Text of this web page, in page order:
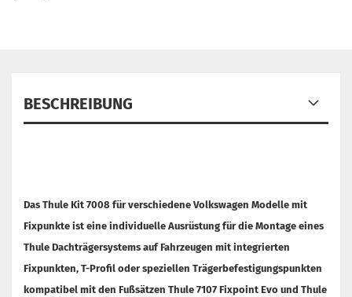
BESCHREIBUNG
Das Thule Kit 7008 für verschiedene Volkswagen Modelle mit
Fixpunkte ist eine individuelle Ausrüstung für die Montage eines
Thule Dachträgersystems auf Fahrzeugen mit integrierten
Fixpunkten, T-Profil oder speziellen Trägerbefestigungspunkten
kompatibel mit den Fußsätzen Thule 7107 Fixpoint Evo und Thule